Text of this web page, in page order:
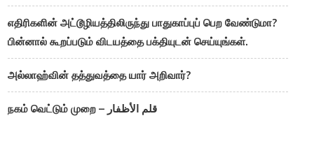
எதிரிகளின் அட்டூழியத்திலிருந்து பாதுகாப்புப் பெற வேண்டுமா?
பின்னால் கூறப்படும் விடயத்தை பக்தியுடன் செய்யுங்கள்.
அல்லாஹ்வின் தத்துவத்தை யார் அறிவார்?
நகம் வெட்டும் முறை – قلم الأظفار